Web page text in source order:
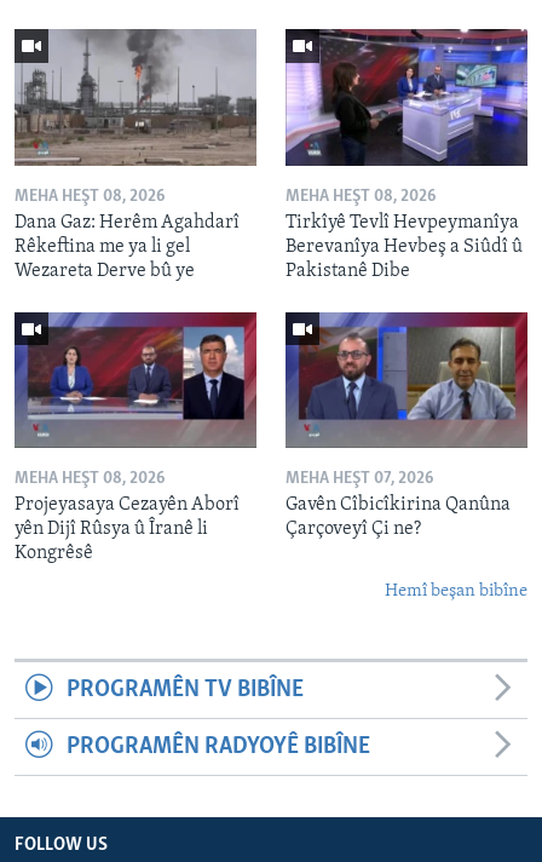
MEHA HEŞT 08, 2026
Dana Gaz: Herêm Agahdarî
Rêkeftina me ya li gel
Wezareta Derve bû ye
MEHA HEŞT 08, 2026
Tirkîyê Tevlî Hevpeymanîya
Berevanîya Hevbeş a Siûdî û
Pakistanê Dibe
MEHA HEŞT 08, 2026
Projeyasaya Cezayên Aborî
yên Dijî Rûsya û Îranê li
Kongrêsê
MEHA HEŞT 07, 2026
Gavên Cîbicîkirina Qanûna
Çarçoveyî Çi ne?
Hemî beşan bibîne
PROGRAMÊN TV BIBÎNE
PROGRAMÊN RADYOYÊ BIBÎNE
FOLLOW US